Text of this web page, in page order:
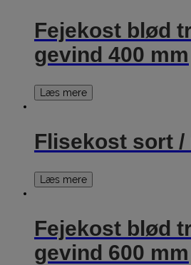
Fejekost blød
gevind 400 mm
Læs mere
Flisekost sort /
Læs mere
Fejekost blød
gevind 600 mm